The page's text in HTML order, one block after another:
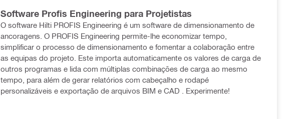
Software Profis Engineering para Projetistas
O software Hilti PROFIS Engineering é um software de dimensionamento de
ancoragens. O PROFIS Engineering permite-lhe economizar tempo,
simplificar o processo de dimensionamento e fomentar a colaboração entre
as equipas do projeto. Este importa automaticamente os valores de carga de
outros programas e lida com múltiplas combinações de carga ao mesmo
tempo, para além de gerar relatórios com cabeçalho e rodapé
personalizáveis e exportação de arquivos BIM e CAD . Experimente!